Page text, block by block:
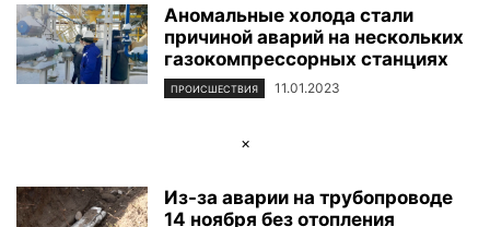
Аномальные холода стали
причиной аварий на нескольких
газокомпрессорных станциях
ПРОИСШЕСТВИЯ 11.01.2023
×
Из-за аварии на трубопроводе
14 ноября без отопления